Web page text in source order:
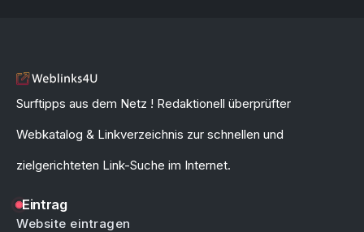
Surftipps aus dem Netz ! Redaktionell überprüfter
Webkatalog & Linkverzeichnis zur schnellen und
zielgerichteten Link-Suche im Internet.
Eintrag
Website eintragen